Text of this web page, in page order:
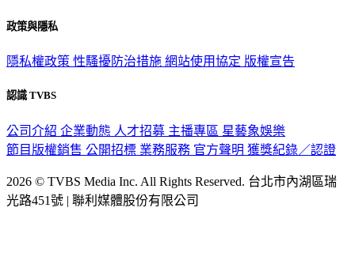
政策與隱私
隱私權政策 性騷擾防治措施 網站使用協定 版權宣告
認識 TVBS
公司介紹 企業動態 人才招募 主播專區 星藝象娛樂
節目版權銷售 公開招標 業務服務 官方聲明 獲獎紀錄／認證
2026 © TVBS Media Inc. All Rights Reserved. 台北市內湖區瑞
光路451號 | 聯利媒體股份有限公司